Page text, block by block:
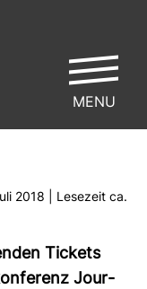
2018 | Lese­zeit ca.
Tickets
Jour­
MENU